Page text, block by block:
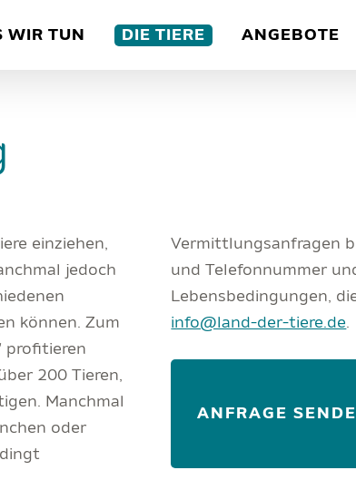
WIR TUN DIE TIERE ANGEBOTE
einziehen,
jedoch
können. Zum
profitieren
200 Tieren,
Manchmal
oder
Vermittlungsanfragen
und Telefonnummer
Lebensbedingungen,
info@land-der-tiere.de.
ANFRAGE